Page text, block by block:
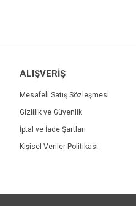
ALIŞVERİŞ
Mesafeli Satış Sözleşmesi
Gizlilik ve Güvenlik
İptal ve İade Şartları
Kişisel Veriler Politikası